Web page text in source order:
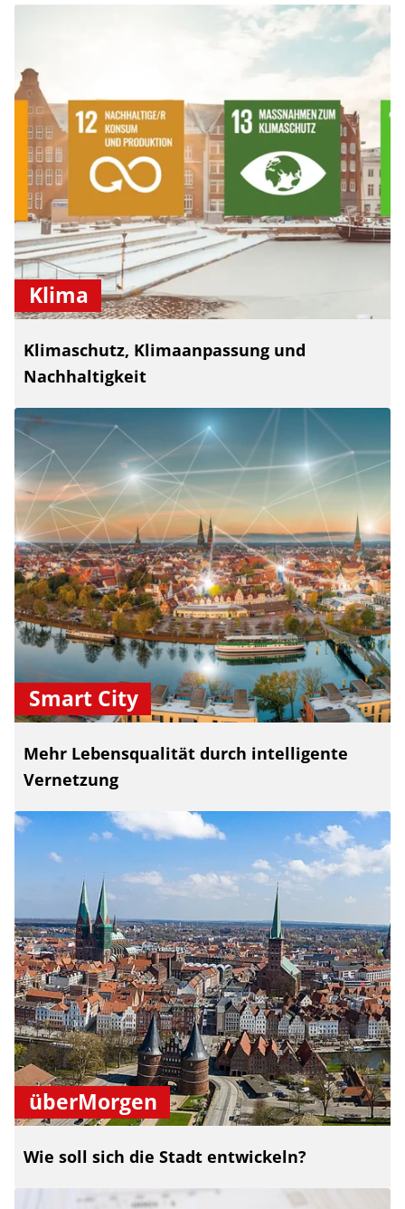
Klima
Klimaschutz, Klimaanpassung und
Nachhaltigkeit
Smart City
Mehr Lebensqualität durch intelligente
Vernetzung
überMorgen
Wie soll sich die Stadt entwickeln?